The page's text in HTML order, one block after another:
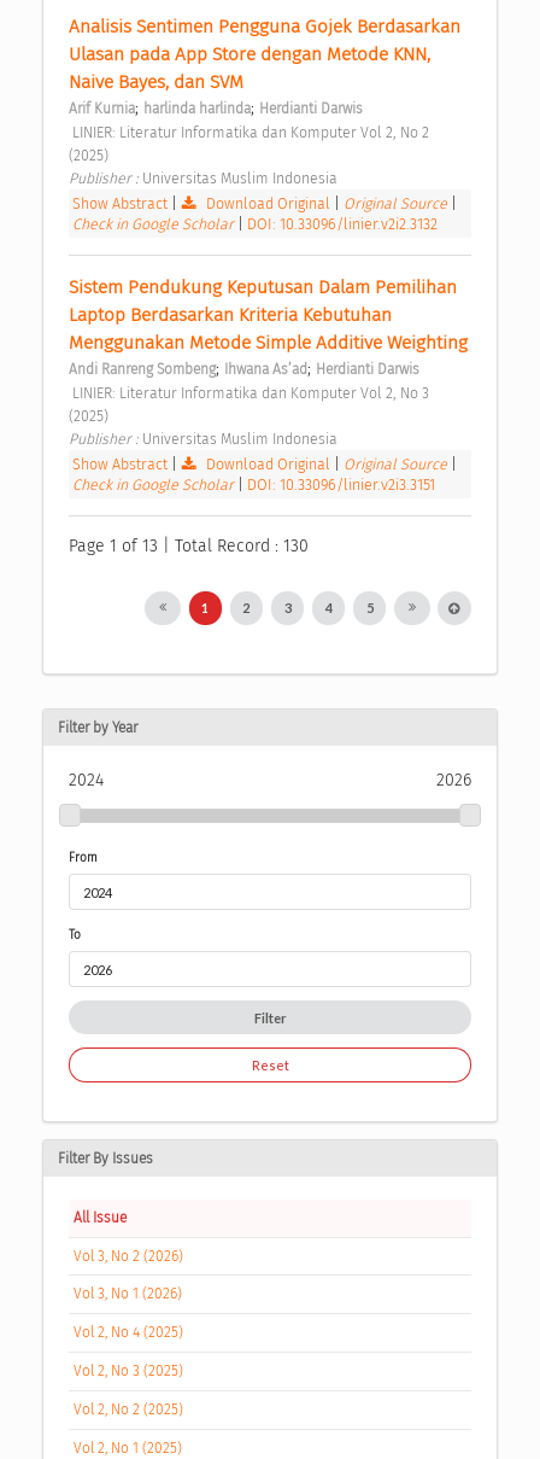
Analisis Sentimen Pengguna Gojek Berdasarkan
Ulasan pada App Store dengan Metode KNN,
Naive Bayes, dan SVM
Arif Kurnia; harlinda harlinda; Herdianti Darwis
(2025)
Publisher : Universitas Muslim Indonesia
Show Abstract
Download Original Original Source
Check in Google Scholar
DOI: 10.33096/linier.v2i2.3132
Sistem Pendukung Keputusan Dalam Pemilihan
Laptop Berdasarkan Kriteria Kebutuhan
Menggunakan Metode Simple Additive Weighting
Andi Ranreng Sombeng; Ihwana As’ad; Herdianti Darwis
(2025)
Publisher : Universitas Muslim Indonesia
Show Abstract
Download Original Original Source
Check in Google Scholar
DOI: 10.33096/linier.v2i3.3151
Page 1 of 13 | Total Record : 130
1 2 3 4 5
Filter by Year
2024 2026
From
To
Filter
Reset
Filter By Issues
All Issue
Vol 3, No 2 (2026)
Vol 3, No 1 (2026)
Vol 2, No 4 (2025)
Vol 2, No 3 (2025)
Vol 2, No 2 (2025)
Vol 2, No 1 (2025)